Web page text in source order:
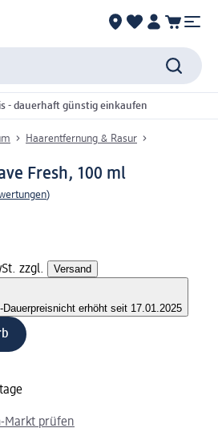
- dauerhaft günstig einkaufen
Haarentfernung & Rasur
Fresh, 100 ml
)
zzgl. Versand
Dauerpreisnicht erhöht seit 17.01.2025
Markt prüfen